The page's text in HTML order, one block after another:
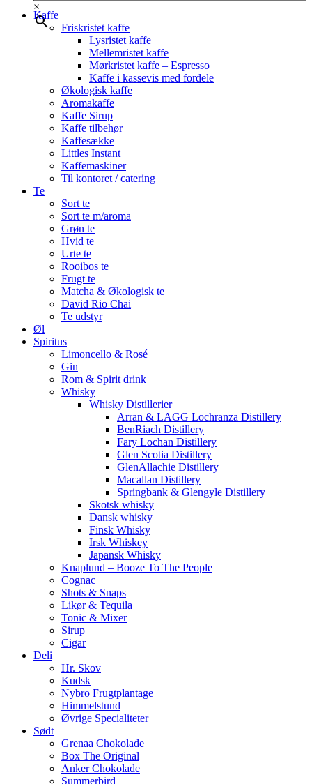
×
Kaffe
Friskristet kaffe
Lysristet kaffe
Mellemristet kaffe
Mørkristet kaffe – Espresso
Kaffe i kassevis med fordele
Økologisk kaffe
Aromakaffe
Kaffe Sirup
Kaffe tilbehør
Kaffesække
Littles Instant
Kaffemaskiner
Til kontoret / catering
Te
Sort te
Sort te m/aroma
Grøn te
Hvid te
Urte te
Rooibos te
Frugt te
Matcha & Økologisk te
David Rio Chai
Te udstyr
Øl
Spiritus
Limoncello & Rosé
Gin
Rom & Spirit drink
Whisky
Whisky Distillerier
Arran & LAGG Lochranza Distillery
BenRiach Distillery
Fary Lochan Distillery
Glen Scotia Distillery
GlenAllachie Distillery
Macallan Distillery
Springbank & Glengyle Distillery
Skotsk whisky
Dansk whisky
Finsk Whisky
Irsk Whiskey
Japansk Whisky
Knaplund – Booze To The People
Cognac
Shots & Snaps
Likør & Tequila
Tonic & Mixer
Sirup
Cigar
Deli
Hr. Skov
Kudsk
Nybro Frugtplantage
Himmelstund
Øvrige Specialiteter
Sødt
Grenaa Chokolade
Box The Original
Anker Chokolade
Summerbird